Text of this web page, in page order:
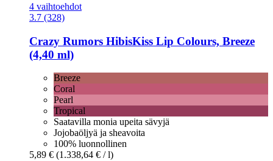
4 vaihtoehdot
3.7 (328)
Crazy Rumors HibisKiss Lip Colours, Breeze
(4,40 ml)
Breeze
Coral
Pearl
Tropical
Saatavilla monia upeita sävyjä
Jojobaöljyä ja sheavoita
100% luonnollinen
5,89 € (1.338,64 € / l)